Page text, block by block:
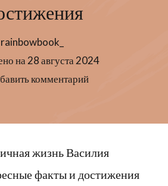
rainbowbook_
на 28 августа 2024
комментарийк
личная